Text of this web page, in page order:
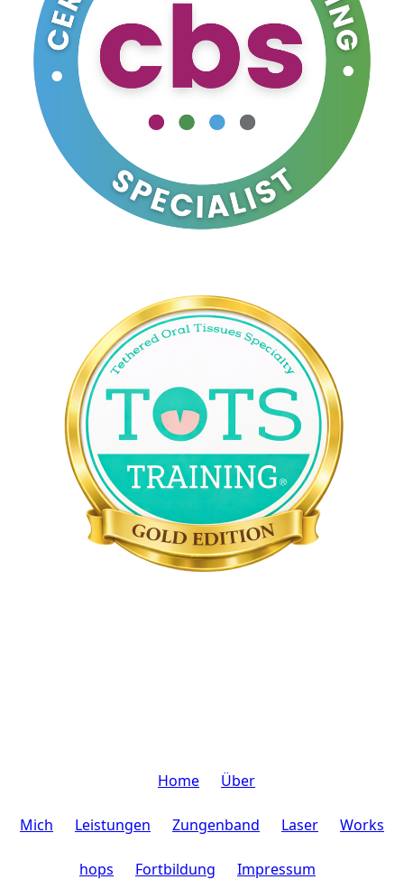
Home Über
Mich Leistungen Zungenband Laser Works
hops Fortbildung Impressum